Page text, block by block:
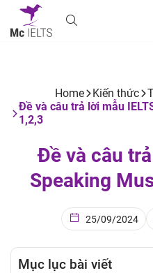
Home Kiến thức
Đề và câu trả lời mẫu
1,2,3
Đề và câu
Speaking
25/09/2024
Mục lục bài viết